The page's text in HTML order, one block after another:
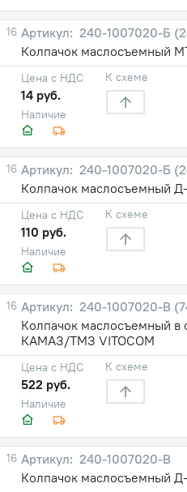
16
240-1007020-Б
Колпачок маслосъемный
Наличие
Цена с НДС
14 руб.
К схеме
16
240-1007020-Б
Колпачок маслосъемный
Наличие
Цена с НДС
110 руб.
К схеме
16
240-1007020-В
Колпачок маслосъемный в
КАМАЗ/ТМЗ VITOCOM
Наличие
Цена с НДС
522 руб.
К схеме
16
240-1007020-В
Колпачок маслосъемный